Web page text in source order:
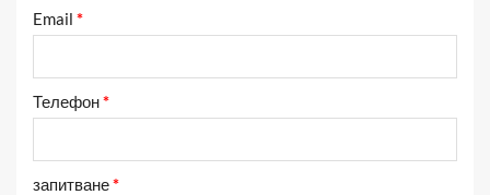
Email *
Телефон*
запитване*